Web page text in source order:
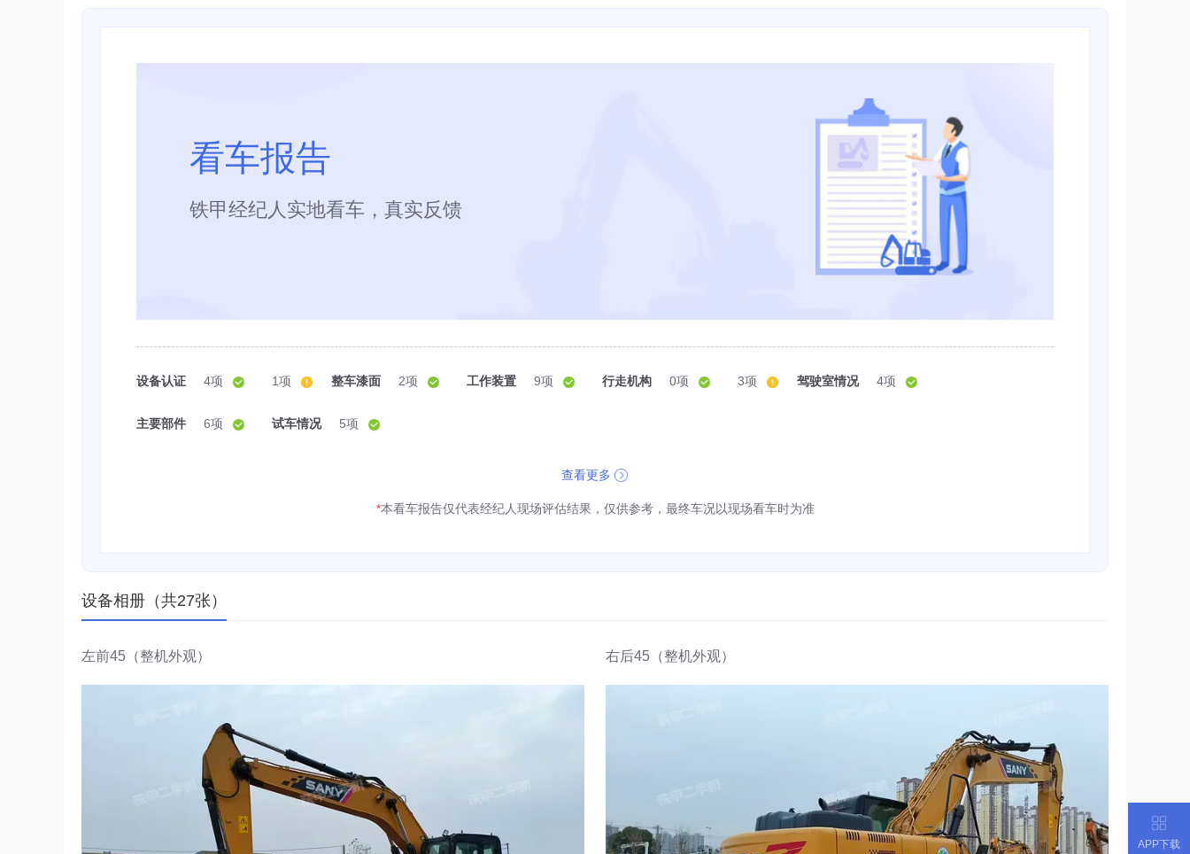
看车报告
铁甲经纪人实地看车，真实反馈
设备认证 4项 1项 整车漆面 2项 工作装置 9项 行走机构 0项 3项 驾驶室情况 4项
主要部件 6项 试车情况 5项
查看更多
*本看车报告仅代表经纪人现场评估结果，仅供参考，最终车况以现场看车时为准
设备相册（共27张）
左前45（整机外观） 右后45（整机外观）
APP下载